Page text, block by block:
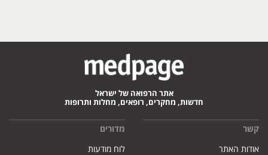
אתר הרפואה של ישראל
חדשות, מחקרים, רופאים, מחלות ותרופות
קשר
אודות האתר
מדורים
לוח מודעות